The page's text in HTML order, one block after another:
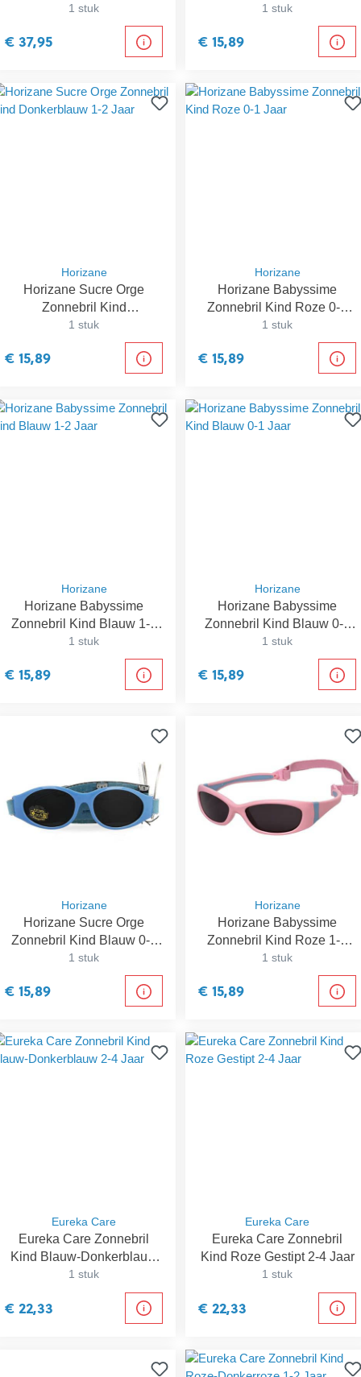
1 stuk
€ 37,95
Jaar
1 stuk
€ 15,89
Horizane
Horizane Sucre Orge
Zonnebril Kind
Donkerblauw 1-2 Jaar
1 stuk
€ 15,89
Horizane
Horizane Babyssime
Zonnebril Kind Roze 0-1
Jaar
1 stuk
€ 15,89
Horizane
Horizane Babyssime
Zonnebril Kind Blauw 1-2
Jaar
1 stuk
€ 15,89
Horizane
Horizane Babyssime
Zonnebril Kind Blauw 0-1
Jaar
1 stuk
€ 15,89
Horizane
Horizane Sucre Orge
Zonnebril Kind Blauw 0-1
Jaar
1 stuk
€ 15,89
Horizane
Horizane Babyssime
Zonnebril Kind Roze 1-2
Jaar
1 stuk
€ 15,89
Eureka Care
Eureka Care Zonnebril
Kind Blauw-Donkerblauw
2-4 Jaar
1 stuk
€ 22,33
Eureka Care
Eureka Care Zonnebril
Kind Roze Gestipt 2-4 Jaar
1 stuk
€ 22,33